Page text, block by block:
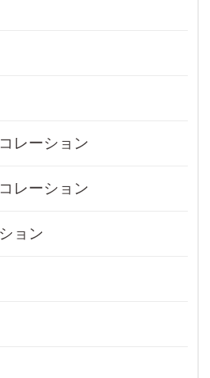
レーション
レーション
ョン